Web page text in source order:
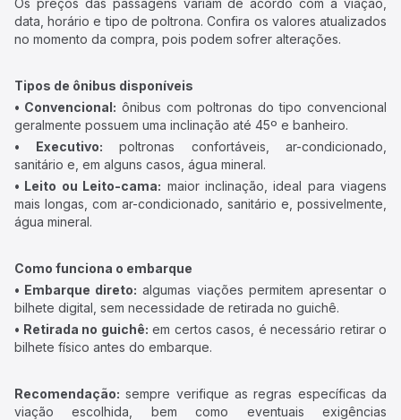
Os preços das passagens variam de acordo com a viação,
data, horário e tipo de poltrona. Confira os valores atualizados
no momento da compra, pois podem sofrer alterações.
Tipos de ônibus disponíveis
• Convencional: ônibus com poltronas do tipo convencional
geralmente possuem uma inclinação até 45º e banheiro.
• Executivo: poltronas confortáveis, ar-condicionado,
sanitário e, em alguns casos, água mineral.
• Leito ou Leito-cama: maior inclinação, ideal para viagens
mais longas, com ar-condicionado, sanitário e, possivelmente,
água mineral.
Como funciona o embarque
• Embarque direto: algumas viações permitem apresentar o
bilhete digital, sem necessidade de retirada no guichê.
• Retirada no guichê: em certos casos, é necessário retirar o
bilhete físico antes do embarque.
Recomendação: sempre verifique as regras específicas da
viação escolhida, bem como eventuais exigências